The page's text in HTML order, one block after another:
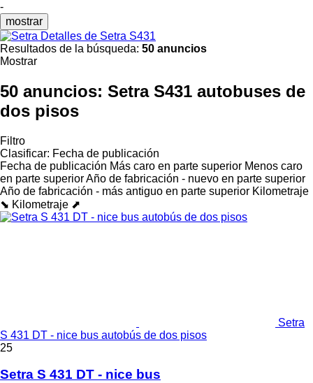
-
mostrar
Detalles de Setra S431
Resultados de la búsqueda: 50 anuncios
Mostrar
50 anuncios: Setra S431 autobuses de
dos pisos
Filtro
Clasificar: Fecha de publicación
Fecha de publicación Más caro en parte superior Menos caro
en parte superiorAño de fabricación - nuevo en parte superior
Año de fabricación - más antiguo en parte superior Kilometraje
⬊ Kilometraje ⬈
Setra
S 431 DT - nice bus autobús de dos pisos
25
Setra S 431 DT - nice bus